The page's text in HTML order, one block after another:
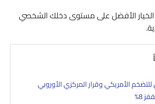
الخيار الأفضل على مستوى دخلك الشخصي
الأمريكي وقرار المركزي الأوروبي
8%